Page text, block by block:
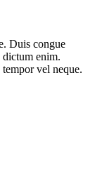
Duis congue
dictum enim.
vel neque.